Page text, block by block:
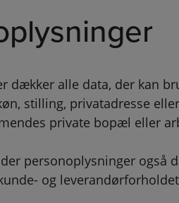
dækker alle data, der kan
stilling, privatadresse
private bopæl eller
personoplysninger også
og leverandørforholdet